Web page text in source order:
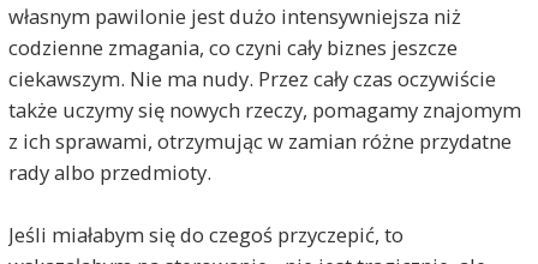
własnym pawilonie jest dużo intensywniejsza niż
codzienne zmagania, co czyni cały biznes jeszcze
ciekawszym. Nie ma nudy. Przez cały czas oczywiście
także uczymy się nowych rzeczy, pomagamy znajomym
z ich sprawami, otrzymując w zamian różne przydatne
rady albo przedmioty.
Jeśli miałabym się do czegoś przyczepić, to